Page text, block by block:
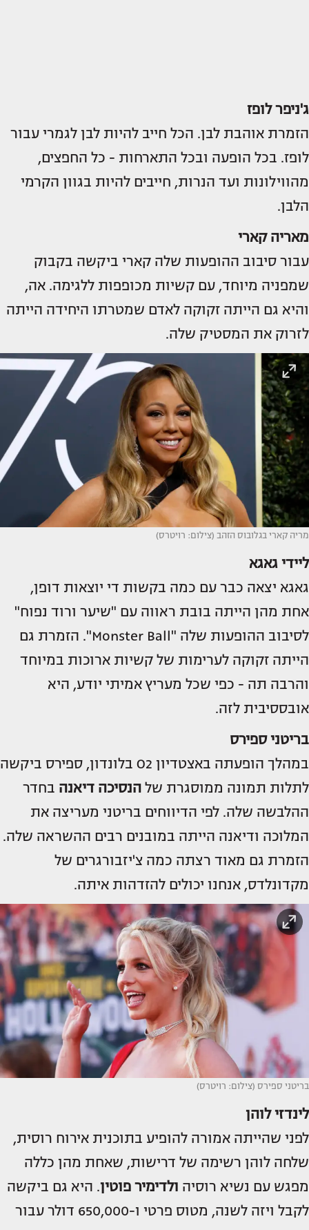
ג'ניפר לופז
הזמרת אוהבת לבן. הכל חייב להיות לבן לגמרי עבור
לופז. בכל הופעה ובכל התארחות - כל החפצים,
מהווילונות ועד הנרות, חייבים להיות בגוון הקרמי
הלבן.
מאריה קארי
עבור סיבוב ההופעות שלה קארי ביקשה בקבוק
שמפניה מיוחד, עם קשיות מכופפות ללגימה. אה,
והיא גם הייתה זקוקה לאדם שמטרתו היחידה הייתה
לזרוק את המסטיק שלה.
מריה קארי בגלובוס הזהב (צילום: רויטרס)
ליידי גאגא
גאגא יצאה כבר עם כמה בקשות די יוצאות דופן,
אחת מהן הייתה בובת ראווה עם "שיער ורוד נפוח"
לסיבוב ההופעות שלה "Monster Ball". הזמרת גם
הייתה זקוקה לערימות של קשיות ארוכות במיוחד
והרבה תה - כפי שכל מעריץ אמיתי יודע, היא
אובססיבית לזה.
בריטני ספירס
במהלך הופעתה באצטדיון O2 בלונדון, ספירס ביקשה
לתלות תמונה ממוסגרת של הנסיכה דיאנה בחדר
ההלבשה שלה. לפי הדיווחים בריטני מעריצה את
המלוכה ודיאנה הייתה במובנים רבים ההשראה שלה.
הזמרת גם מאוד רצתה כמה צ'יזבורגרים של
מקדונלדס, אנחנו יכולים להזדהות איתה.
בריטני ספירס (צילום: רויטרס)
לינדזי לוהן
לפני שהייתה אמורה להופיע בתוכנית אירוח רוסית,
שלחה לוהן רשימה של דרישות, שאחת מהן כללה
מפגש עם נשיא רוסיה ולדימיר פוטין. היא גם ביקשה
לקבל ויזה לשנה, מטוס פרטי ו-650,000 דולר עבור